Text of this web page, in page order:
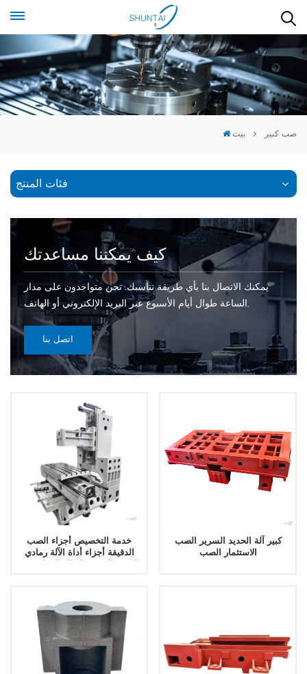
بيت صب كبير
فئات المنتج
كيف يمكننا مساعدتك
يمكنك الاتصال بنا بأي طريقة تناسبك. نحن متواجدون على مدار
الساعة طوال أيام الأسبوع عبر البريد الإلكتروني أو الهاتف.
اتصل بنا
خدمة التخصيص أجزاء الصب
الدقيقة أجزاء أداة الآلة رمادي
الحديد السرير الإطار الرمل صب
كبير آلة الحديد السرير الصب
الاستثمار الصب